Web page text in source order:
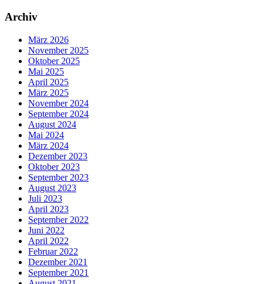
Archiv
März 2026
November 2025
Oktober 2025
Mai 2025
April 2025
März 2025
November 2024
September 2024
August 2024
Mai 2024
März 2024
Dezember 2023
Oktober 2023
September 2023
August 2023
Juli 2023
April 2023
September 2022
Juni 2022
April 2022
Februar 2022
Dezember 2021
September 2021